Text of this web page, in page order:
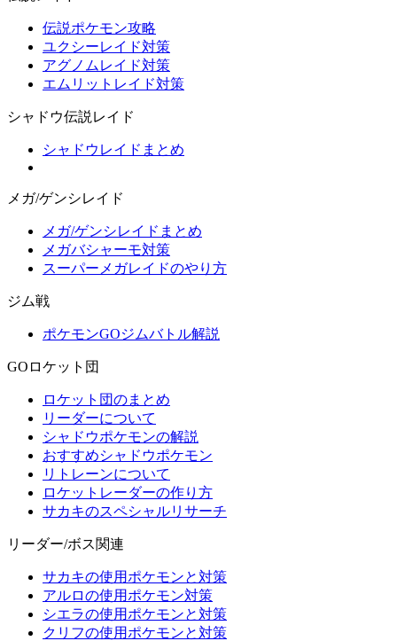
伝説ポケモン攻略
ユクシーレイド対策
アグノムレイド対策
エムリットレイド対策
シャドウ伝説レイド
シャドウレイドまとめ
メガ/ゲンシレイド
メガ/ゲンシレイドまとめ
メガバシャーモ対策
スーパーメガレイドのやり方
ジム戦
ポケモンGOジムバトル解説
GOロケット団
ロケット団のまとめ
リーダーについて
シャドウポケモンの解説
おすすめシャドウポケモン
リトレーンについて
ロケットレーダーの作り方
サカキのスペシャルリサーチ
リーダー/ボス関連
サカキの使用ポケモンと対策
アルロの使用ポケモン対策
シエラの使用ポケモンと対策
クリフの使用ポケモンと対策